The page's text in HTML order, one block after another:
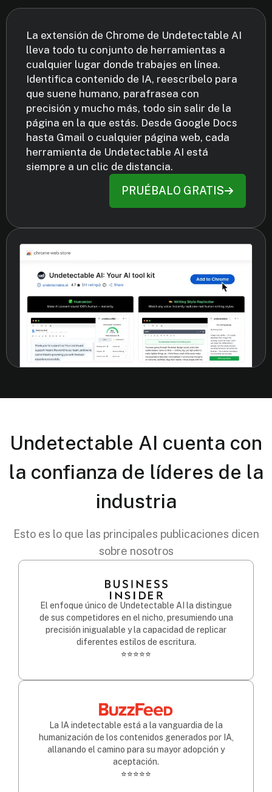
La extensión de Chrome de Undetectable AI
lleva todo tu conjunto de herramientas a
cualquier lugar donde trabajes en línea.
Identifica contenido de IA, reescríbelo para
que suene humano, parafrasea con
precisión y mucho más, todo sin salir de la
página en la que estás. Desde Google Docs
hasta Gmail o cualquier página web, cada
herramienta de Undetectable AI está
siempre a un clic de distancia.
PRUÉBALO GRATIS
Undetectable AI cuenta con
la confianza de líderes de la
industria
Esto es lo que las principales publicaciones dicen
sobre nosotros
El enfoque único de Undetectable AI la distingue
de sus competidores en el nicho, presumiendo una
precisión inigualable y la capacidad de replicar
diferentes estilos de escritura.
⭐⭐⭐⭐⭐
La IA indetectable está a la vanguardia de la
humanización de los contenidos generados por IA,
allanando el camino para su mayor adopción y
aceptación.
⭐⭐⭐⭐⭐